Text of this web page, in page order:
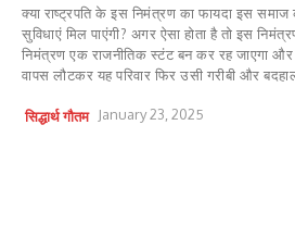
क्या राष्ट्रपति के इस निमंत्रण का फायदा इस समाज
सुविधाएं मिल पाएंगी? अगर ऐसा होता है तो इस
निमंत्रण एक राजनीतिक स्टंट बन कर रह जाएगा और
वापस लौटकर यह परिवार फिर उसी गरीबी और
सिद्धार्थ गौतम January 23, 2025